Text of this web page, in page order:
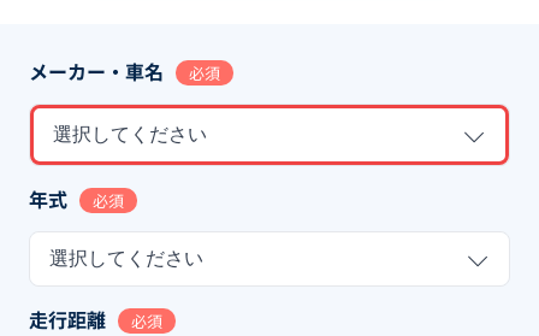
メーカー・車名 必須
選択してください
年式 必須
選択してください
走行距離 必須